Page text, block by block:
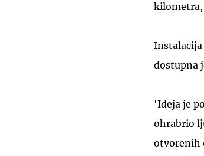
kilometra,
dostupna
'Ideja je
ohrabrio
otvorenih